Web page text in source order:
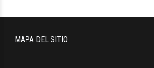
MAPA DEL SITIO